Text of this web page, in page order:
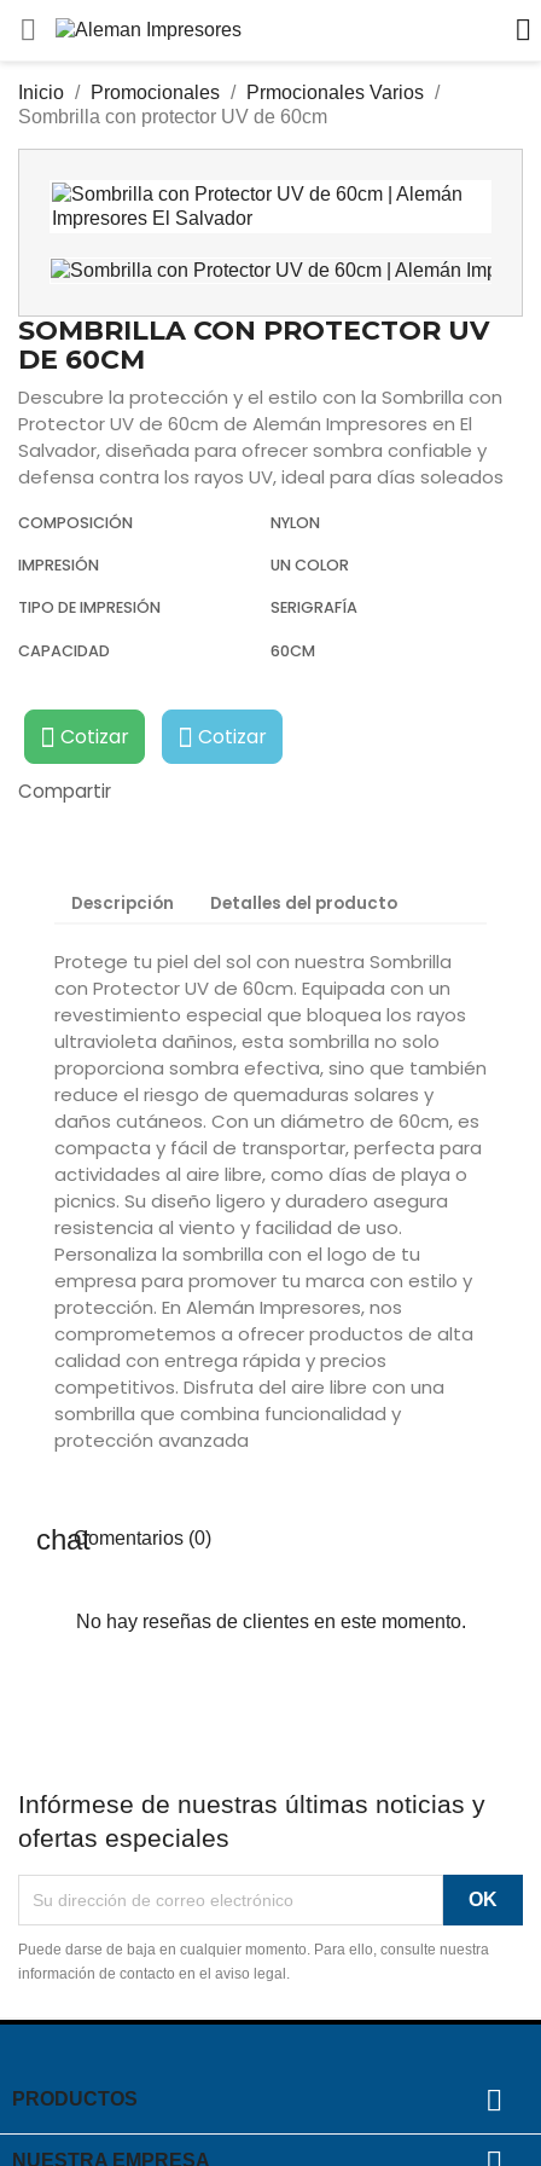
 
Inicio Promocionales
Prmocionales Varios
Sombrilla con protector UV de 60cm
SOMBRILLA CON PROTECTOR UV
DE 60CM
Descubre la protección y el estilo con la Sombrilla con
Protector UV de 60cm de Alemán Impresores en El
Salvador, diseñada para ofrecer sombra confiable y
defensa contra los rayos UV, ideal para días soleados
COMPOSICIÓN NYLON
IMPRESIÓN UN COLOR
TIPO DE IMPRESIÓN SERIGRAFÍA
CAPACIDAD 60CM
Cotizar Cotizar
Compartir
Descripción Detalles del producto
Protege tu piel del sol con nuestra Sombrilla
con Protector UV de 60cm. Equipada con un
revestimiento especial que bloquea los rayos
ultravioleta dañinos, esta sombrilla no solo
proporciona sombra efectiva, sino que también
reduce el riesgo de quemaduras solares y
daños cutáneos. Con un diámetro de 60cm, es
compacta y fácil de transportar, perfecta para
actividades al aire libre, como días de playa o
picnics. Su diseño ligero y duradero asegura
resistencia al viento y facilidad de uso.
Personaliza la sombrilla con el logo de tu
empresa para promover tu marca con estilo y
protección. En Alemán Impresores, nos
comprometemos a ofrecer productos de alta
calidad con entrega rápida y precios
competitivos. Disfruta del aire libre con una
sombrilla que combina funcionalidad y
protección avanzada
Comentarios (0)
No hay reseñas de clientes en este momento.
Infórmese de nuestras últimas noticias y
ofertas especiales
Puede darse de baja en cualquier momento. Para ello, consulte nuestra
información de contacto en el aviso legal.
PRODUCTOS 
NUESTRA EMPRESA